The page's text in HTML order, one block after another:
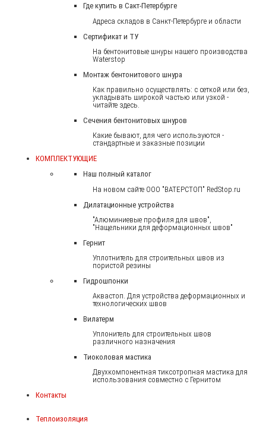
Где купить в Сакт-Петербурге
Адреса складов в Санкт-Петербурге и области
Сертификат и ТУ
На бентонитовые шнуры нашего производства
Waterstop
Монтаж бентонитового шнура
Как правильно осуществлять: с сеткой или без,
укладывать широкой частью или узкой -
читайте здесь.
Сечения бентонитовых шнуров
Какие бывают, для чего используются -
стандартные и заказные позиции
КОМПЛЕКТУЮЩИЕ
Наш полный каталог
На новом сайте ООО "ВАТЕРСТОП" RedStop.ru
Дилатационные устройства
"Алюминиевые профиля для швов",
"Нащельники для деформационных швов"
Гернит
Уплотнитель для строительных швов из
пористой резины
Гидрошпонки
Аквастоп. Для устройства деформационных и
технологических швов
Вилатерм
Уплонитель для строительных швов
различного назначения
Тиоколовая мастика
Двухкомпонентная тиксотропная мастика для
использования совместно с Гернитом
Контакты
Теплоизоляция